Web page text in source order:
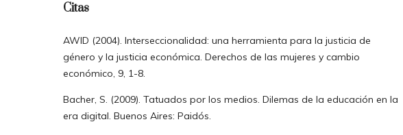
Citas
AWID (2004). Interseccionalidad: una herramienta para la justicia de
género y la justicia económica. Derechos de las mujeres y cambio
económico, 9, 1-8.
Bacher, S. (2009). Tatuados por los medios. Dilemas de la educación en la
era digital. Buenos Aires: Paidós.